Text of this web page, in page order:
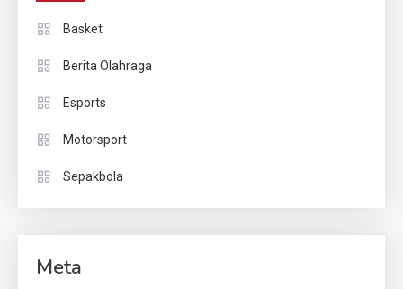
Basket
Berita Olahraga
Esports
Motorsport
Sepakbola
Meta